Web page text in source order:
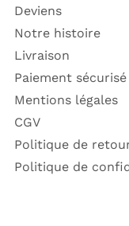
Deviens
Notre histoire
Livraison
Paiement sécurisé
Mentions légales
CGV
Politique de
Politique de